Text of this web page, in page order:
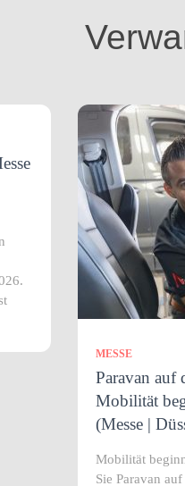
MESSE
Paravan
Mobilität
(Messe |
Mobilität
Sie Paravan